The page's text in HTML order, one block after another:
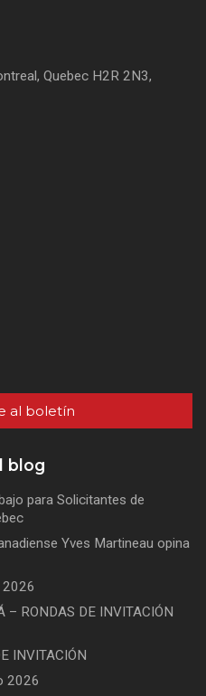
Quebec H2R 2N3,
al boletín
blog
para Solicitantes de
Yves Martineau opina
2026
– RONDAS DE INVITACIÓN
INVITACIÓN
2026